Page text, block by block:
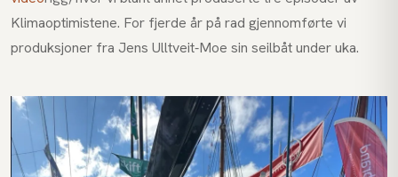
Klimaoptimistene. For fjerde år på rad gjennomførte vi
produksjoner fra Jens Ulltveit-Moe sin seilbåt under uka.